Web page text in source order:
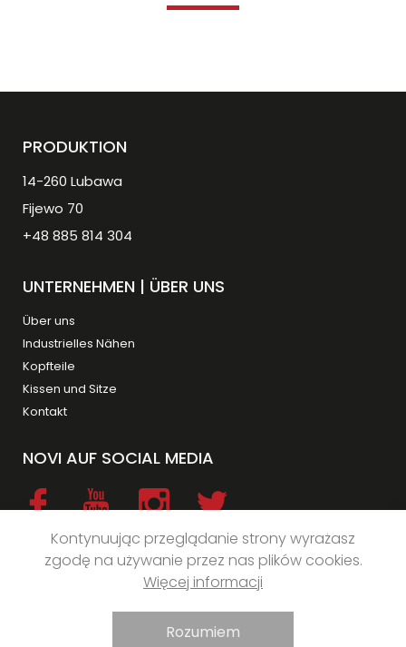
PRODUKTION
14-260 Lubawa
Fijewo 70
UNTERNEHMEN | ÜBER UNS
Über uns
Industrielles Nähen
Kopfteile
Kissen und Sitze
Kontakt
NOVI AUF SOCIAL MEDIA
© 2020 NOVI
Kontynuując przeglądanie strony wyrażasz
zgodę na używanie przez nas plików cookies.
Więcej informacji
Rozumiem